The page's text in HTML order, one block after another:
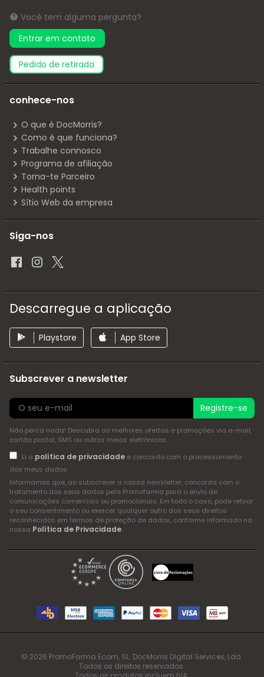
Você tem alguma pergunta?
Entrar em contato
pedido de retirada
conhece-nos
O que é DocMorris?
Como é que funciona?
Trabalhe connosco
Programa de afiliação
Torna-te Parceiro
Health points
Sítio Web da empresa
Siga-nos
Descarregue a aplicação
Playstore App Store
Subscrever a newsletter
Registre-se
Não perca nada! Descubra as melhores ofertas e promoções via e-mail,
cartão postal, SMS ou outros meios eletrónicos
Li a política de privacidadee concordo com o processamento
dos meus dados
Informamos que, ao subscrever a nossa newsletter, concorda com o
tratamento dos seus dados pela Promofarma para o envio de
comunicações comerciais ou promocionais. Em todo o caso, pode retirar
o seu consentimento ou exercer qualquer outro dos seus direitos
reconhecidos em termos de proteção de dados, conforme informado na
nossa Política de Privacidade.
© 2026 PromoFarma Ecom, SL. DocMorris Digital Services, Lda.
Todos os direitos reservados.